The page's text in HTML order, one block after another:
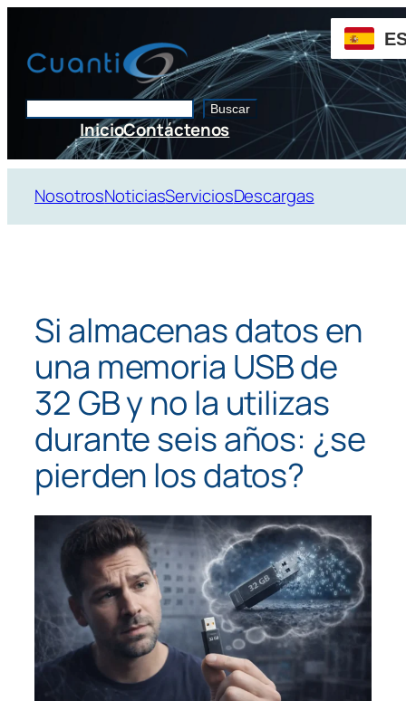
contenido
Buscar
Buscar
InicioContáctenos
NosotrosNoticiasServiciosDescargas
Si almacenas datos en
una memoria USB de
32 GB y no la utilizas
durante seis años: ¿se
pierden los datos?